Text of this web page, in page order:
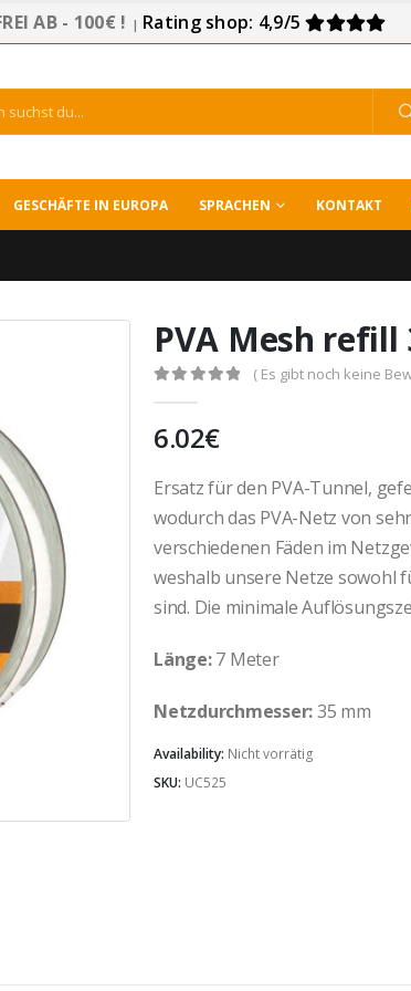
AB - 100€ ! | Rating shop: 4,9/5
GESCHÄFTE IN EUROPA SPRACHEN KONTAKT
PVA Mesh refill
( Es gibt noch keine
6.02€
Ersatz für den PVA-Tunnel,
wodurch das PVA-Netz von
verschiedenen Fäden im
weshalb unsere Netze sowohl
sind. Die minimale
Länge:7 Meter
Netzdurchmesser:35 mm
Availability: Nicht vorrätig
SKU: UC525